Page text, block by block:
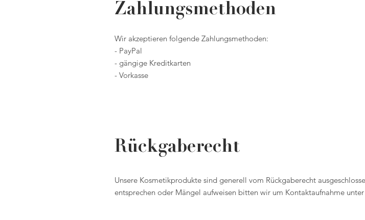
Zahlungsmethoden
Wir akzeptieren folgende Zahlungsmethoden:
- PayPal
- gängige Kreditkarten
- Vorkasse
Rückgaberecht
Unsere Kosmetikprodukte sind generell vom Rückgaberecht
entsprechen oder Mängel aufweisen bitten wir um Kontaktaufnahme unter